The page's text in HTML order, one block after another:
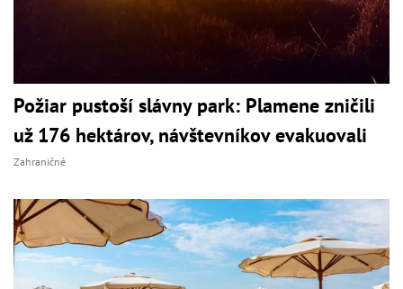
Požiar pustoší slávny park: Plamene zničili
už 176 hektárov, návštevníkov evakuovali
Zahraničné